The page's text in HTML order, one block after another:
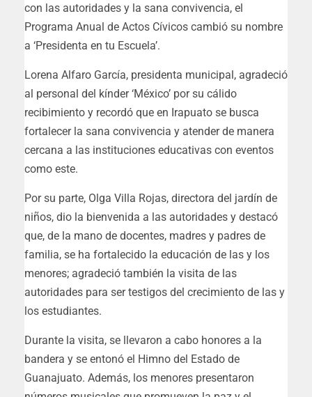
con las autoridades y la sana convivencia, el
Programa Anual de Actos Cívicos cambió su nombre
a ‘Presidenta en tu Escuela’.
Lorena Alfaro García, presidenta municipal, agradeció
al personal del kínder ‘México’ por su cálido
recibimiento y recordó que en Irapuato se busca
fortalecer la sana convivencia y atender de manera
cercana a las instituciones educativas con eventos
como este.
Por su parte, Olga Villa Rojas, directora del jardín de
niños, dio la bienvenida a las autoridades y destacó
que, de la mano de docentes, madres y padres de
familia, se ha fortalecido la educación de las y los
menores; agradeció también la visita de las
autoridades para ser testigos del crecimiento de las y
los estudiantes.
Durante la visita, se llevaron a cabo honores a la
bandera y se entonó el Himno del Estado de
Guanajuato. Además, los menores presentaron